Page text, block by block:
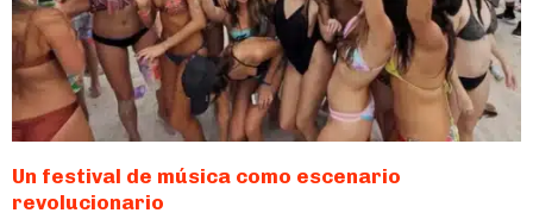
Un festival de música como escenario
revolucionario